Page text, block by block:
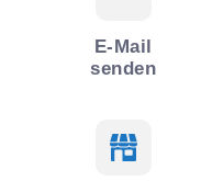
E-Mail
senden